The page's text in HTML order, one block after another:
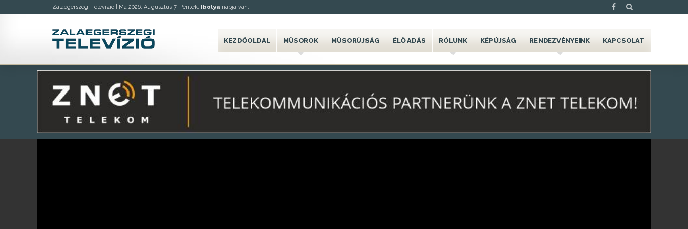
Zalaegerszegi Televízió | Ma 2026. Augusztus 7. Péntek, Ibolya napja van.
KEZDŐOLDAL MŰSOROK MŰSORÚJSÁG ÉLŐ ADÁS RÓLUNK KÉPÚJSÁG RENDEZVÉNYEINK KAPCSOLAT